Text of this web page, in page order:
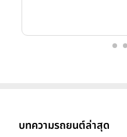
บทความรถยนต์ล่าสุด